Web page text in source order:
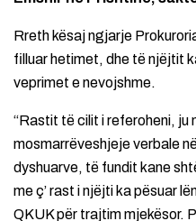
Rreth kësaj ngjarje
filluar hetimet, dhe të njëjtit
veprimet e nevojshme.
“Rastit të cilit i referoheni, ju
mosmarrëveshjeje verbale
dyshuarve, të fundit kane
me ç’ rast i njëjti ka pësuar
QKUK për trajtim mjekësor.